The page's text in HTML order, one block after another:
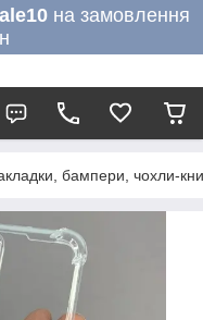
на замовлення
бампери, чохли-